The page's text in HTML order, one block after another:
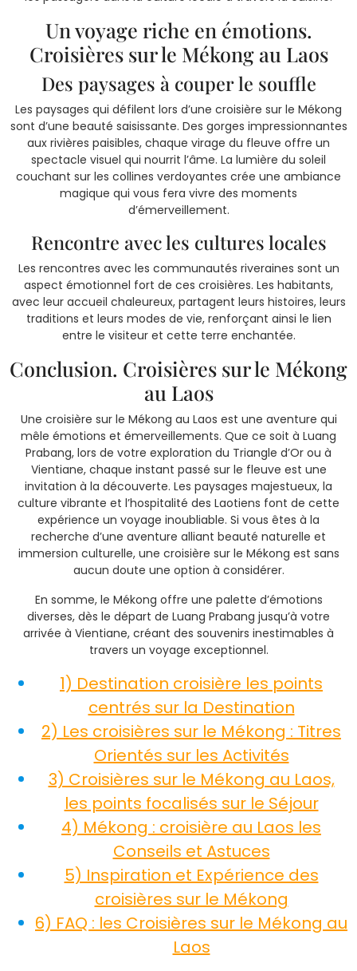
Un voyage riche en émotions.
Croisières sur le Mékong au Laos
Des paysages à couper le souffle
Les paysages qui défilent lors d’une croisière sur le Mékong
sont d’une beauté saisissante. Des gorges impressionnantes
aux rivières paisibles, chaque virage du fleuve offre un
spectacle visuel qui nourrit l’âme. La lumière du soleil
couchant sur les collines verdoyantes crée une ambiance
magique qui vous fera vivre des moments
d’émerveillement.
Rencontre avec les cultures locales
Les rencontres avec les communautés riveraines sont un
aspect émotionnel fort de ces croisières. Les habitants,
avec leur accueil chaleureux, partagent leurs histoires, leurs
traditions et leurs modes de vie, renforçant ainsi le lien
entre le visiteur et cette terre enchantée.
Conclusion. Croisières sur le Mékong
au Laos
Une croisière sur le Mékong au Laos est une aventure qui
mêle émotions et émerveillements. Que ce soit à Luang
Prabang, lors de votre exploration du Triangle d’Or ou à
Vientiane, chaque instant passé sur le fleuve est une
invitation à la découverte. Les paysages majestueux, la
culture vibrante et l’hospitalité des Laotiens font de cette
expérience un voyage inoubliable. Si vous êtes à la
recherche d’une aventure alliant beauté naturelle et
immersion culturelle, une croisière sur le Mékong est sans
aucun doute une option à considérer.
En somme, le Mékong offre une palette d’émotions
diverses, dès le départ de Luang Prabang jusqu’à votre
arrivée à Vientiane, créant des souvenirs inestimables à
travers un voyage exceptionnel.
1) Destination croisière les points
centrés sur la Destination
2) Les croisières sur le Mékong : Titres
Orientés sur les Activités
3) Croisières sur le Mékong au Laos,
les points focalisés sur le Séjour
4) Mékong : croisière au Laos les
Conseils et Astuces
5) Inspiration et Expérience des
croisières sur le Mékong
6) FAQ : les Croisières sur le Mékong au
Laos